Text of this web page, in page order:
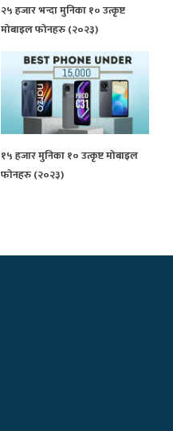
२५ हजार भन्दा मुनिका १० उत्कृष्ट
मोबाइल फोनहरु (२०२३)
१५ हजार मुनिका १० उत्कृष्ट मोबाइल
फोनहरु (२०२३)